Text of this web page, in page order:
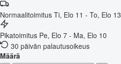
Normaalitoimitus Ti, Elo 11 - To, Elo 13
Pikatoimitus Pe, Elo 7 - Ma, Elo 10
30 päivän palautusoikeus
Määrä